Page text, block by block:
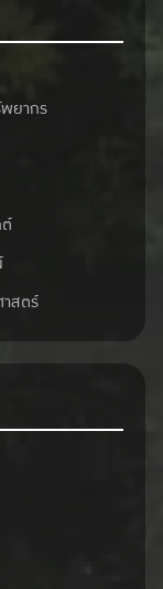
ยากร
สตร์